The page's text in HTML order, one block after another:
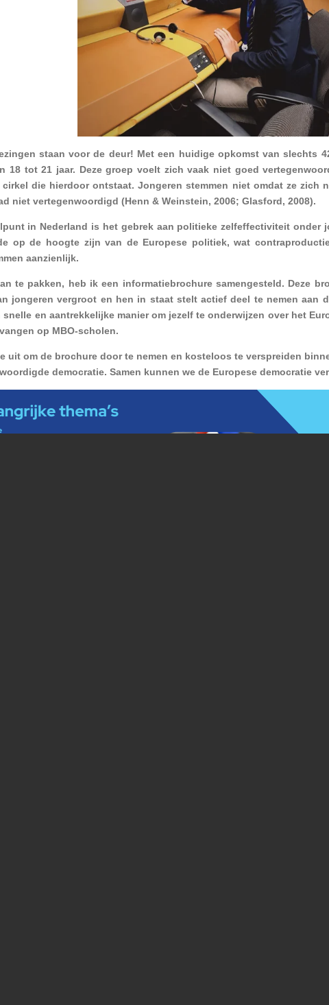
staan voor de deur! Met een huidige opkomst van slechts
18 tot 21 jaar. Deze groep voelt zich vaak niet goed
die hierdoor ontstaat. Jongeren stemmen niet omdat ze zich
niet vertegenwoordigd (Henn & Weinstein, 2006; Glasford, 2008).
in Nederland is het gebrek aan politieke zelfeffectiviteit onder
op de hoogte zijn van de Europese politiek, wat
aanzienlijk.
te pakken, heb ik een informatiebrochure samengesteld. Deze
jongeren vergroot en hen in staat stelt actief deel te nemen aan
en aantrekkelijke manier om jezelf te onderwijzen over het
op MBO-scholen.
uit om de brochure door te nemen en kosteloos te verspreiden
democratie. Samen kunnen we de Europese democratie